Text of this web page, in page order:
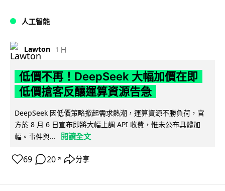
人工智能
Lawton 1 日
低價不再！DeepSeek 大幅加價在即
低價搶客反釀運算資源告急
DeepSeek 因低價策略掀起需求熱潮，運算資源不勝負荷，官
方於 8 月 6 日宣布即將大幅上調 API 收費，惟未公布具體加
幅。事件與...
閱讀全文
69 20 ↗ 分享